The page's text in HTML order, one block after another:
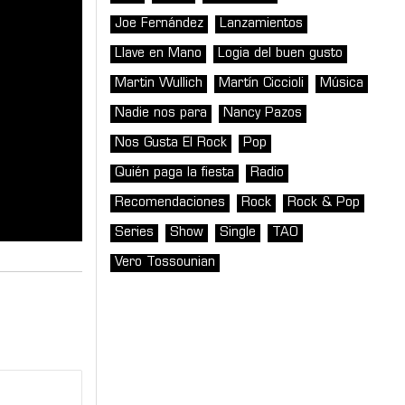
Joe Fernández Lanzamientos
Llave en Mano Logia del buen gusto
Martin Wullich Martín Ciccioli Música
Nadie nos para Nancy Pazos
Nos Gusta El Rock Pop
Quién paga la fiesta Radio
Recomendaciones Rock Rock & Pop
Series Show Single TAO
Vero Tossounian